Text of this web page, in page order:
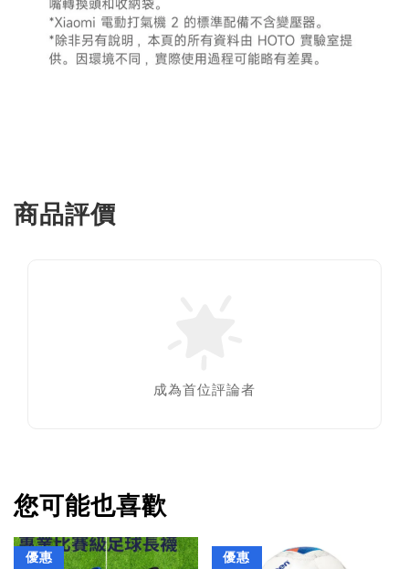
商品評價
成為首位評論者
您可能也喜歡
優惠 優惠